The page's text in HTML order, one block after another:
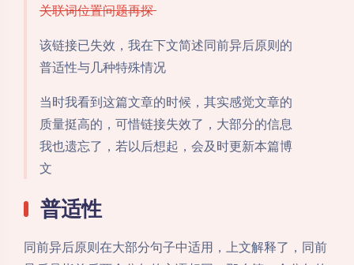
关联词位置问题再探
该链接已失效，我在下文简述同前异后原则的
普适性与几种特殊情况
当时我看到这篇文章的时候，其实感觉文章的
质量挺高的，可惜链接失效了，大部分的信息
我也遗忘了，若以后想起，会及时更新本篇博
文
普适性
同前异后原则在大部分句子中适用，上文解释了，同前